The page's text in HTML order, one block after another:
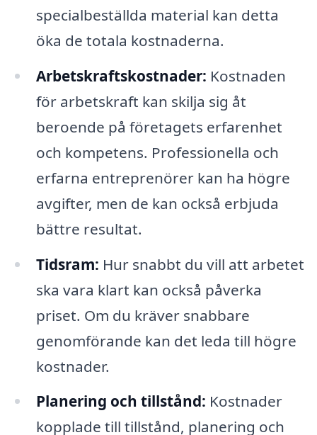
specialbeställda material kan detta
öka de totala kostnaderna.
Arbetskraftskostnader: Kostnaden
för arbetskraft kan skilja sig åt
beroende på företagets erfarenhet
och kompetens. Professionella och
erfarna entreprenörer kan ha högre
avgifter, men de kan också erbjuda
bättre resultat.
Tidsram: Hur snabbt du vill att arbetet
ska vara klart kan också påverka
priset. Om du kräver snabbare
genomförande kan det leda till högre
kostnader.
Planering och tillstånd: Kostnader
kopplade till tillstånd, planering och